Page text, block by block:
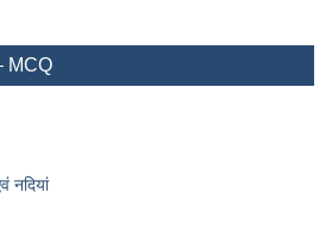
MCQ
नदियां